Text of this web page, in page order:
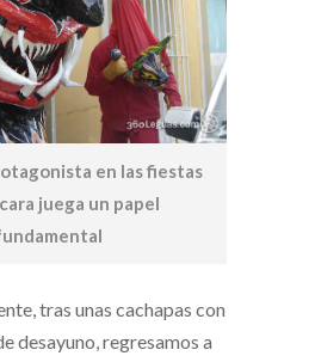
en las fiestas
juega un papel
tras unas cachapas con
desayuno, regresamos a